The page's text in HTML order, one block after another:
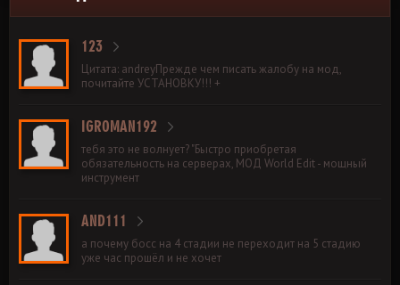
123
Цитата: andreyПрежде чем писать жалобу на мод,
почитайте УСТАНОВКУ!!! +
IGROMAN192
тебя это не волнует? "Быстро приобретая
обязательность на серверах, МОД World Edit - мощный
инструмент
AND111
а почему босс на 4 стадии не переходит на 5 стадию
уже час прошёл и не хочет